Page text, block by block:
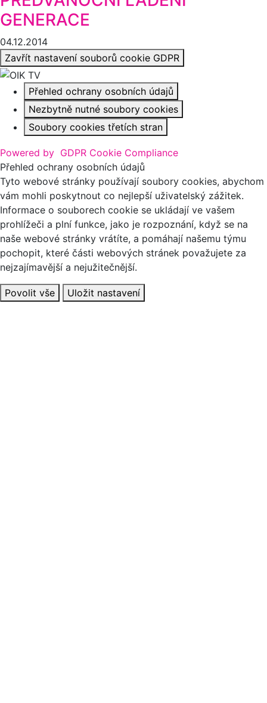
GENERACE
04.12.2014
Zavřít nastavení souborů cookie GDPR
Přehled ochrany osobních údajů
Nezbytně nutné soubory cookies
Soubory cookies třetích stran
Powered by GDPR Cookie Compliance
Přehled ochrany osobních údajů
Tyto webové stránky používají soubory cookies, abychom
vám mohli poskytnout co nejlepší uživatelský zážitek.
Informace o souborech cookie se ukládají ve vašem
prohlížeči a plní funkce, jako je rozpoznání, když se na
naše webové stránky vrátíte, a pomáhají našemu týmu
pochopit, které části webových stránek považujete za
nejzajímavější a nejužitečnější.
Povolit vše Uložit nastavení